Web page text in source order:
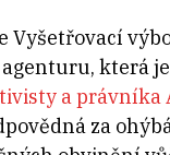
Vyšetřovací
která je
a právníka
za